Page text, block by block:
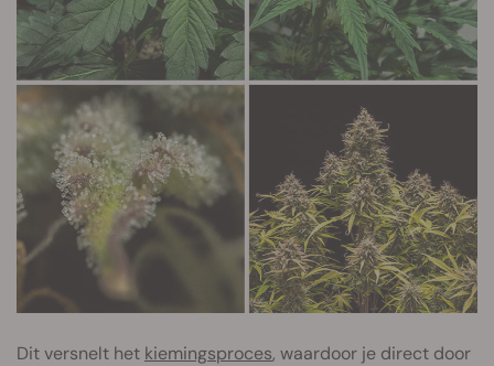
Dit versnelt het kiemingsproces, waardoor je direct door